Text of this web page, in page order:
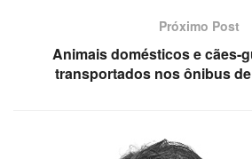
Próximo Post
Animais domésticos e cães-
transportados nos ônibus